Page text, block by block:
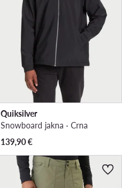
Quiksilver
Snowboard jakna · Crna
139,90€